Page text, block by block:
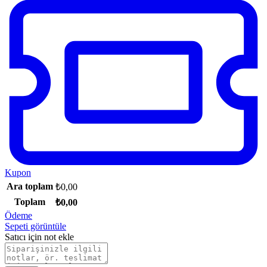
Kupon
Ara toplam ₺0,00
Toplam
₺0,00
Ödeme
Sepeti görüntüle
Satıcı için not ekle